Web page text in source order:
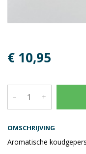
OMSCHRIJVING
Aromatische
€ 10,95
– +